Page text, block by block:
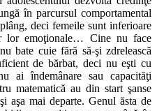
în parcursul comportamental
deci femeile sunt inferioare
lor emoţionale… Cine nu face
bate cuie fără să-şi zdrelească
de bărbat, deci nu eşti cu
ai îndemânare sau capacităţi
matematică au din start şanse
aşa mai departe. Genul ăsta de